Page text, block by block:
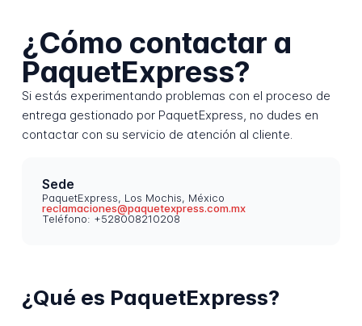
¿Cómo contactar a
PaquetExpress?
Si estás experimentando problemas con el proceso de
entrega gestionado por PaquetExpress, no dudes en
contactar con su servicio de atención al cliente.
Sede
PaquetExpress, Los Mochis, México
reclamaciones@paquetexpress.com.mx
Teléfono: +528008210208
¿Qué es PaquetExpress?